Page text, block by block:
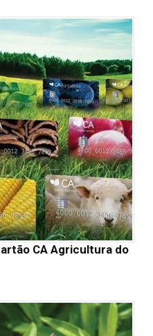
CA Agricultura do